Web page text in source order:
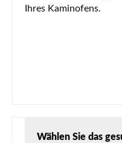
Ihres Kaminofens.
Wählen Sie das